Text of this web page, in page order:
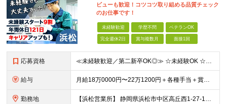
ビューも歓迎！コツコツ取り組める品質チェック
のお仕事です！
未経験歓迎 学歴不問 ベテランOK
完全週休2日 賞与複数月 面接1回
応募資格 ≪未経験歓迎／第二新卒OK◎≫ ☆未経験OK ☆18〜50代まで幅広く活躍中 ☆学歴不問 〜こんな方をお待ちしています！〜 □コツコツ作業に取り組むことが好きな方 □安定企業で長く働きたい方 □モノ
給与 月給18万0000円〜22万1200円＋各種手当＋賞与年2回 ※経験・能力を考慮の上、決定します ※残業代は別途100％支給いたします
勤務地 【浜松営業所】 静岡県浜松市中区高丘西1-27-17 ★勤務地限定正社員 ★転勤なし ★UIターン歓迎 ★マイカー通勤OK